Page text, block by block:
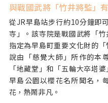
與戰國武將「竹井將監」
從JR早島站步行約10分鐘即
寺」。該寺院是戰國武將「
指定為早島町重要文化財的
說由「慈覺大師」所作的本
「地藏堂」和「五輪大卒塔
早島公園以櫻花名所聞名，
花，熱鬧非凡。